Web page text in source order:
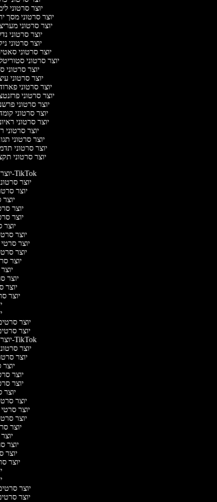
יוצר סרטוני
יוצר סרטוני מסך
יוצר סרטוני
יוצר סרטוני
יוצר סרטוני
יוצר סרטוני
יוצר סרטוני
יוצר סרטוני
יוצר סרטוני
יוצר סרטוני
יוצר סרטוני
יוצר סרטוני
יוצר סרטוני
יוצר סרטוני
יוצר סרטוני
יוצר סרטוני
יוצר סרטוני
יוצר סרטוני
יוצר סרטונים ל-TikTok
יוצר
יוצר
יוצר
יוצר
יוצר
יוצר
יוצר
יוצר סרטי
יוצר
יוצר
יוצר
יוצר
יוצר
יוצר
יוצר
יוצר סרטונים ל-TikTok
יוצר
יוצר
יוצר
יוצר
יוצר
יוצר
יוצר
יוצר סרטי
יוצר
יוצר
יוצר
יוצר
יוצר
יוצר
יוצר